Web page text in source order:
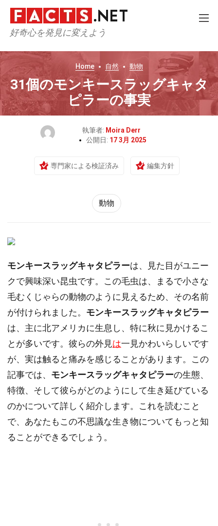
好奇心を発見に変えよう
Home 自然 動物
31個のモンキースラッグキャタ
ピラーの事実
執筆者: Moira Derr
公開日: 17 3月 2025
専門家による検証済み 編集方針
動物
モンキースラッグキャタピラーは、見た目がユニー
クで興味深い昆虫です。この毛虫は、まるで小さな
毛むくじゃらの動物のように見えるため、その名前
が付けられました。 モンキースラッグキャタピラー
は、主に北アメリカに生息し、特に秋に見かけるこ
とが多いです。彼らの外見は一見かわいらしいです
が、実は触ると痛みを感じることがあります。この
記事では、 モンキースラッグキャタピラーの生態、
特徴、そして彼らがどのようにして生き延びている
のかについて詳しく紹介します。これを読むこと
で、あなたもこの不思議な生き物についてもっと知
ることができるでしょう。